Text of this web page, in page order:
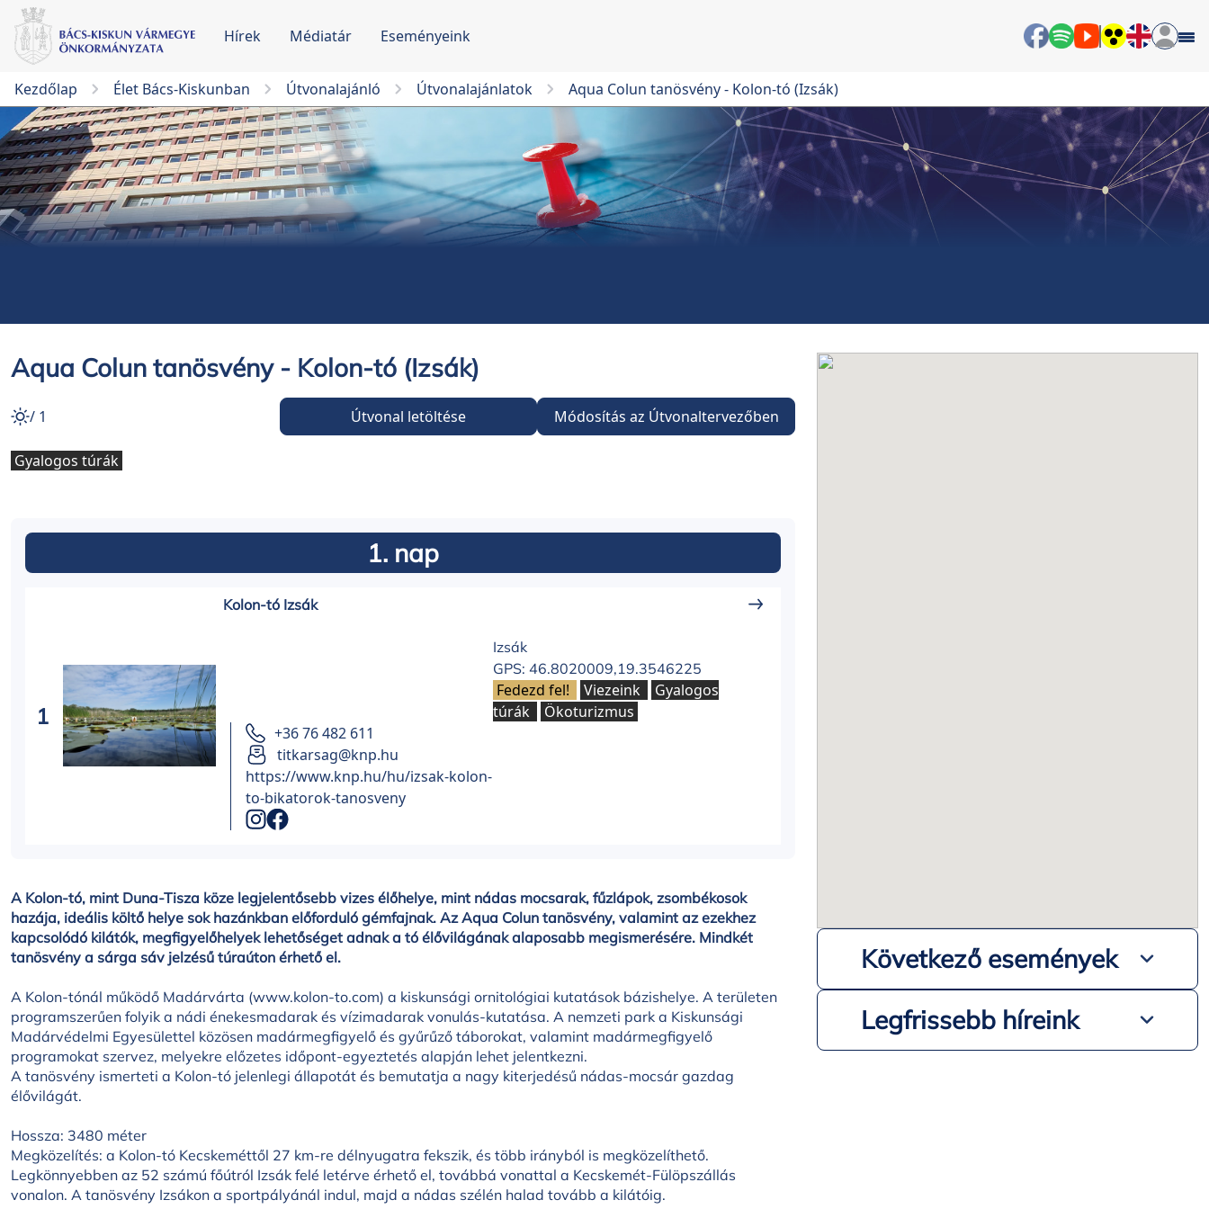
Kezdőlap Élet Bács-Kiskunban Útvonalajánló Útvonalajánlatok Aqua Colun tanösvény - Kolon-tó (Izsák)
Hírek Médiatár Eseményeink
Aqua Colun tanösvény - Kolon-tó (Izsák)
/ 1 Útvonal letöltése Módosítás az Útvonaltervezőben
Gyalogos túrák
1. nap
1
Kolon-tó Izsák
Izsák
GPS: 46.8020009,19.3546225
Fedezd fel! Viezeink
Gyalogos
túrák
Ökoturizmus
+36 76 482 611
titkarsag@knp.hu
https://www.knp.hu/hu/izsak-kolon-
to-bikatorok-tanosveny
A Kolon-tó, mint Duna-Tisza köze legjelentősebb vizes élőhelye, mint nádas mocsarak, fűzlápok, zsombékosok
hazája, ideális költő helye sok hazánkban előforduló gémfajnak. Az Aqua Colun tanösvény, valamint az ezekhez
kapcsolódó kilátók, megfigyelőhelyek lehetőséget adnak a tó élővilágának alaposabb megismerésére. Mindkét
tanösvény a sárga sáv jelzésű túraúton érhető el.
A Kolon-tónál működő Madárvárta (www.kolon-to.com) a kiskunsági ornitológiai kutatások bázishelye. A területen
programszerűen folyik a nádi énekesmadarak és vízimadarak vonulás-kutatása. A nemzeti park a Kiskunsági
Madárvédelmi Egyesülettel közösen madármegfigyelő és gyűrűző táborokat, valamint madármegfigyelő
programokat szervez, melyekre előzetes időpont-egyeztetés alapján lehet jelentkezni.
A tanösvény ismerteti a Kolon-tó jelenlegi állapotát és bemutatja a nagy kiterjedésű nádas-mocsár gazdag
élővilágát.
Hossza: 3480 méter
Megközelítés: a Kolon-tó Kecskeméttől 27 km-re délnyugatra fekszik, és több irányból is megközelíthető.
Legkönnyebben az 52 számú főútról Izsák felé letérve érhető el, továbbá vonattal a Kecskemét-Fülöpszállás
vonalon. A tanösvény Izsákon a sportpályánál indul, majd a nádas szélén halad tovább a kilátóig.
Következő események
Legfrissebb híreink